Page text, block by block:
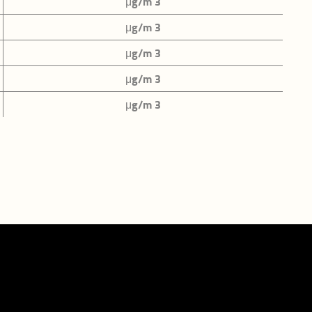
μg/m 3
μg/m 3
μg/m 3
μg/m 3
e